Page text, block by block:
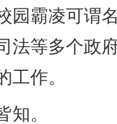
园霸凌可谓
法等多个政
工作。
。